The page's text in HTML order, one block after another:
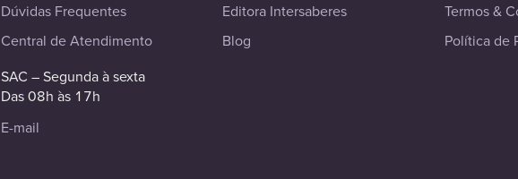
Dúvidas Frequentes
Central de Atendimento
SAC – Segunda à sexta
Das 08h às 17h
E-mail
Editora Intersaberes
Blog
Termos &
Política de